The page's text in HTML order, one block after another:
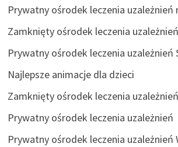
Prywatny ośrodek leczenia uzależnień
Zamknięty ośrodek leczenia
Prywatny ośrodek leczenia uzależnień
Najlepsze animacje dla dzieci
Zamknięty ośrodek leczenia
Prywatny ośrodek leczenia uzależnień
Prywatny ośrodek leczenia uzależnień